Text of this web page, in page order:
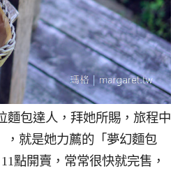
麵包達人，拜她所賜，旅程中
，就是她力薦的「夢幻麵包
點開賣，常常很快就完售，